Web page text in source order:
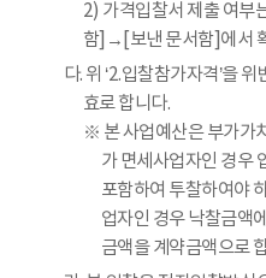
2) 가격입찰서 제출 여부
함]→[보낸 문서함]에서
다. 위 ‘2.입찰참가자격’을
효로 합니다.
※ 본 사업예산은 부가가
가 면세사업자인 경우
포함하여 투찰하여야
업자인 경우 낙찰금액
금액을 계약금액으로